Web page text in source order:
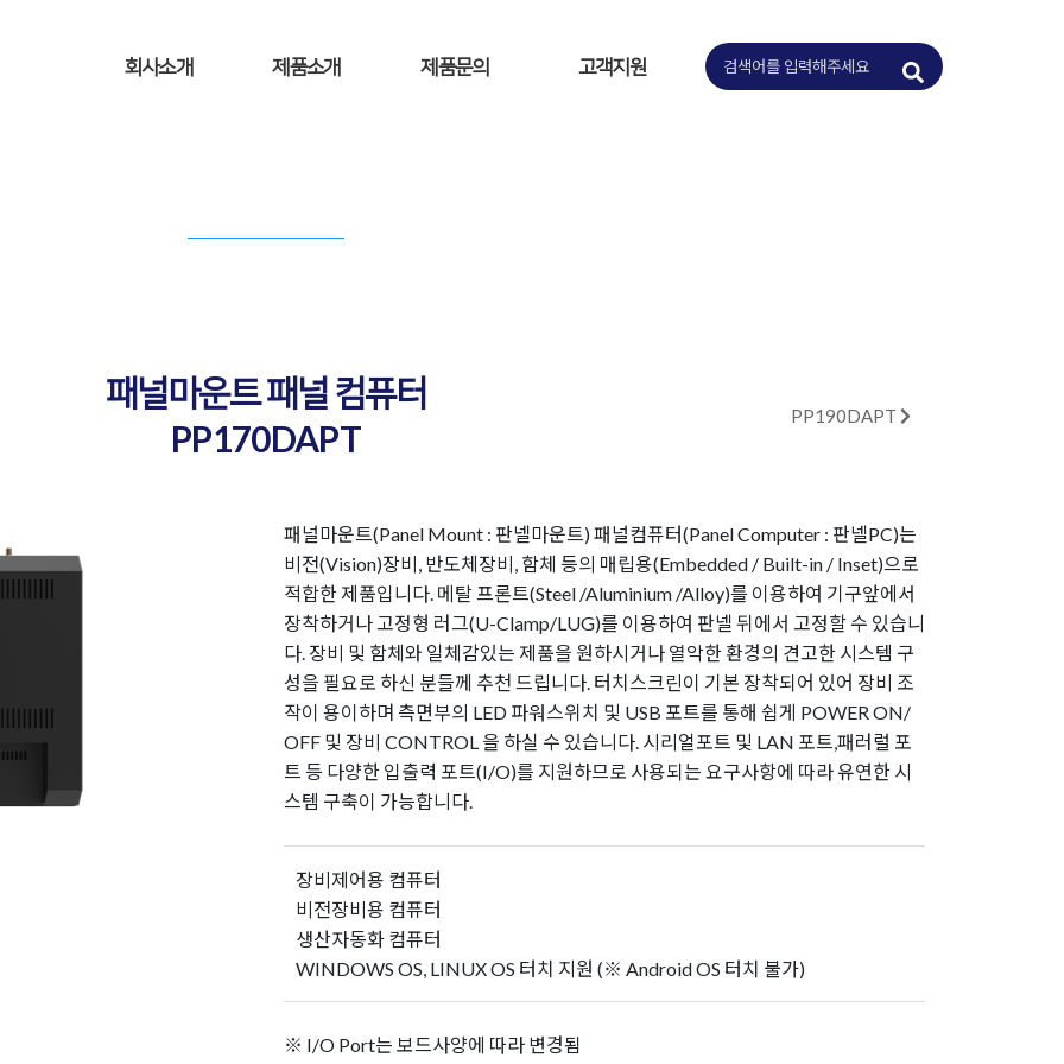
회사소개 제품소개 제품문의 고객지원
패널마운트 패널 컴퓨터
패널마운트(Panel Mount : 판넬마운트) 패널컴퓨터(Panel Computer : 판넬PC)는
비전(Vision)장비, 반도체장비, 함체 등의 매립용(Embedded / Built-in / Inset)으로
적합한 제품입니다. 메탈 프론트(Steel /Aluminium /Alloy)를 이용하여 기구앞에서
장착하거나 고정형 러그(U-Clamp/LUG)를 이용하여 판넬 뒤에서 고정할 수 있습니
다. 장비 및 함체와 일체감있는 제품을 원하시거나 열악한 환경의 견고한 시스템 구
성을 필요로 하신 분들께 추천 드립니다. 터치스크린이 기본 장착되어 있어 장비 조
작이 용이하며 측면부의 LED 파워스위치 및 USB 포트를 통해 쉽게 POWER ON/
OFF 및 장비 CONTROL 을 하실 수 있습니다. 시리얼포트 및 LAN 포트,패러럴 포
트 등 다양한 입출력 포트(I/O)를 지원하므로 사용되는 요구사항에 따라 유연한 시
스템 구축이 가능합니다.
장비제어용 컴퓨터
비전장비용 컴퓨터
생산자동화 컴퓨터
WINDOWS OS, LINUX OS 터치 지원 (※ Android OS 터치 불가)
※ I/O Port는 보드사양에 따라 변경됨
PP170DAPT
PP190DAPT